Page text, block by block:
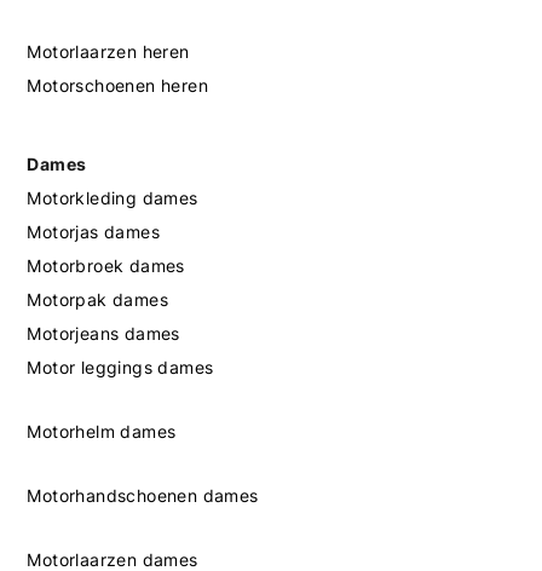
Motorlaarzen heren
Motorschoenen heren
Dames
Motorkleding dames
Motorjas dames
Motorbroek dames
Motorpak dames
Motorjeans dames
Motor leggings dames
Motorhelm dames
Motorhandschoenen dames
Motorlaarzen dames